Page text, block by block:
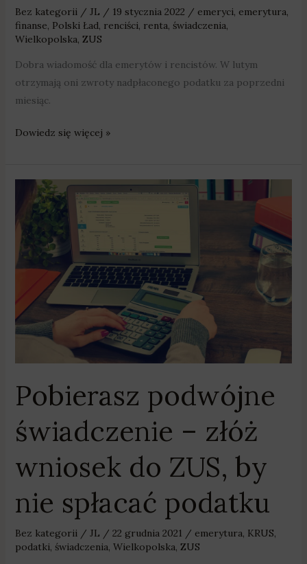
Bez kategorii/ JL / 19 stycznia 2022 / emeryci, emerytura,
finanse, Polski Ład, renciści, renta, świadczenia,
Wielkopolska, ZUS
Dobra wiadomość dla emerytów i rencistów. W lutym
otrzymają oni zwroty nadpłaconego podatku za poprzedni
miesiąc.
Dowiedz się więcej »
Pobierasz podwójne
świadczenie – złóż
wniosek do ZUS, by
nie spłacać podatku
Bez kategorii/ JL / 22 grudnia 2021 / emerytura, KRUS,
podatki, świadczenia, Wielkopolska, ZUS
Pobierasz
podwójne
świadczenie
złóż
ZUS,
by
spłacać
podatku